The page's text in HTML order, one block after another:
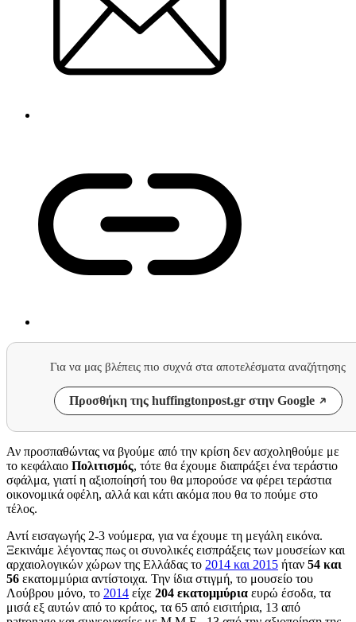
Για να μας βλέπεις πιο συχνά στα αποτελέσματα αναζήτησης
Προσθήκη της huffingtonpost.gr στην Google
Αν προσπαθώντας να βγούμε από την κρίση δεν ασχοληθούμε με
το κεφάλαιο Πολιτισμός, τότε θα έχουμε διαπράξει ένα τεράστιο
σφάλμα, γιατί η αξιοποίησή του θα μπορούσε να φέρει τεράστια
οικονομικά οφέλη, αλλά και κάτι ακόμα που θα το πούμε στο
τέλος.
Αντί εισαγωγής 2-3 νούμερα, για να έχουμε τη μεγάλη εικόνα.
Ξεκινάμε λέγοντας πως οι συνολικές εισπράξεις των μουσείων και
αρχαιολογικών χώρων της Ελλάδας το 2014 και 2015 ήταν 54 και
56 εκατομμύρια αντίστοιχα. Την ίδια στιγμή, το μουσείο του
Λούβρου μόνο, το 2014 είχε 204 εκατομμύρια ευρώ έσοδα, τα
μισά εξ αυτών από το κράτος, τα 65 από εισιτήρια, 13 από